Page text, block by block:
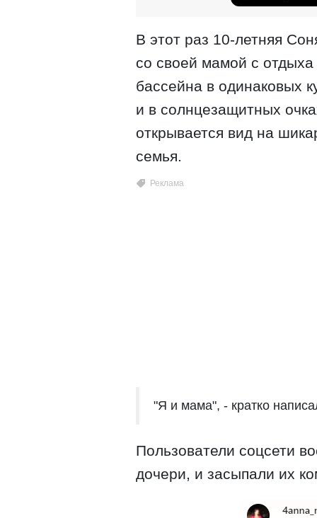
В этот раз 10-летняя
со своей мамой с
бассейна в одинаковых
и в солнцезащитных
открывается вид на
семья.
"Я и мама", - кратко
Пользователи соцсети
дочери, и засыпали их